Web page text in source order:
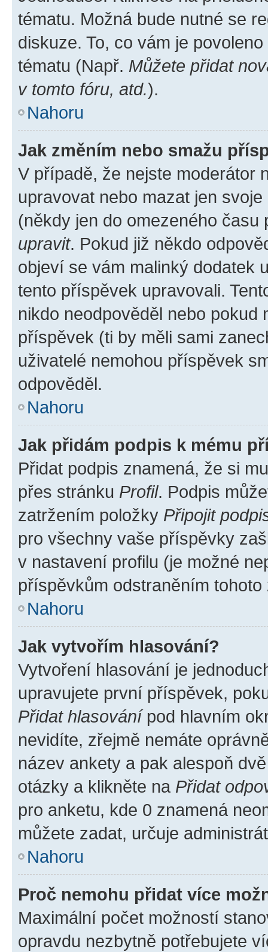
tématu. Možná bude nutné se
diskuze. To, co vám je
tématu (Např. Můžete přidat
v tomto fóru, atd.).
Nahoru
Jak změním nebo smažu
V případě, že nejste moderátor
upravovat nebo mazat jen
(někdy jen do omezeného
upravit. Pokud již někdo
objeví se vám malinký dodatek
tento příspěvek upravovali.
nikdo neodpověděl nebo pokud
příspěvek (ti by měli sami
uživatelé nemohou příspěvek
odpověděl.
Nahoru
Jak přidám podpis k mému
Přidat podpis znamená, že si
přes stránku Profil. Podpis
zatržením položky Připojit
pro všechny vaše příspěvky
v nastavení profilu (je možné
příspěvkům odstraněním
Nahoru
Jak vytvořím hlasování?
Vytvoření hlasování je
upravujete první příspěvek,
Přidat hlasovánípod hlavním
nevidíte, zřejmě nemáte
název ankety a pak alespoň
otázky a klikněte na Přidat
pro anketu, kde 0 znamená
můžete zadat, určuje
Nahoru
Proč nemohu přidat více
Maximální počet možností
opravdu nezbytně potřebujete